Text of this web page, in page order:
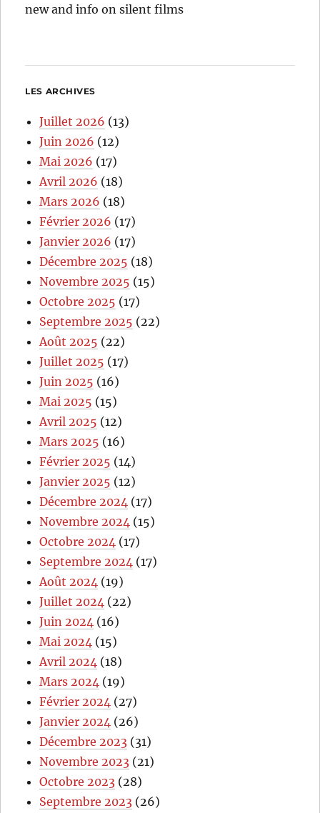
new and info on silent films
LES ARCHIVES
Juillet 2026 (13)
Juin 2026 (12)
Mai 2026 (17)
Avril 2026 (18)
Mars 2026 (18)
Février 2026 (17)
Janvier 2026 (17)
Décembre 2025 (18)
Novembre 2025 (15)
Octobre 2025 (17)
Septembre 2025 (22)
Août 2025 (22)
Juillet 2025 (17)
Juin 2025 (16)
Mai 2025 (15)
Avril 2025 (12)
Mars 2025 (16)
Février 2025 (14)
Janvier 2025 (12)
Décembre 2024 (17)
Novembre 2024 (15)
Octobre 2024 (17)
Septembre 2024 (17)
Août 2024 (19)
Juillet 2024 (22)
Juin 2024 (16)
Mai 2024 (15)
Avril 2024 (18)
Mars 2024 (19)
Février 2024 (27)
Janvier 2024 (26)
Décembre 2023 (31)
Novembre 2023 (21)
Octobre 2023 (28)
Septembre 2023 (26)